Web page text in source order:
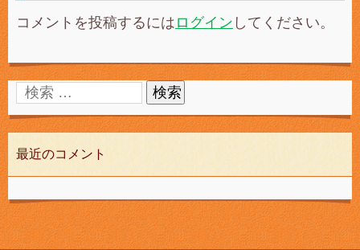
コメントを投稿するには ログイン してください。
最近のコメント